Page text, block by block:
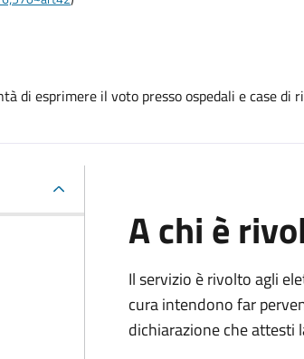
di esprimere il voto presso ospedali e case di
A chi è
Il servizio è rivolto agli
cura intendono far
dichiarazione che attesti